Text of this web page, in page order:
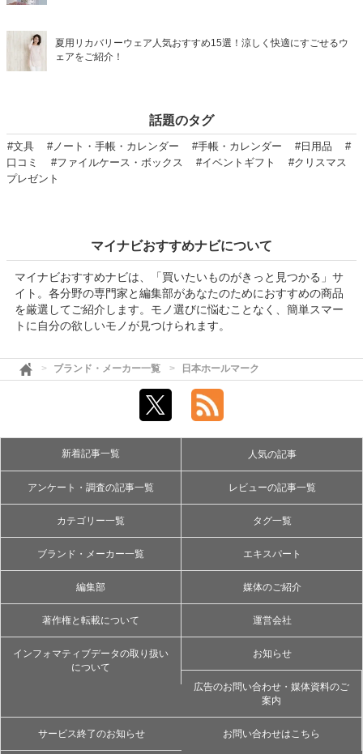
夏用リカバリーウェア人気おすすめ15選！涼しく快適にすごせるウ
ェアをご紹介！
話題のタグ
#文具 #ノート・手帳・カレンダー #手帳・カレンダー #日用品
#
口コミ
#ファイルケース・ボックス #イベントギフト
#クリスマス
プレゼント
マイナビおすすめナビについて
マイナビおすすめナビは、「買いたいものがきっと見つかる」サ
イト。各分野の専門家と編集部があなたのためにおすすめの商品
を厳選してご紹介します。モノ選びに悩むことなく、簡単スマー
トに自分の欲しいモノが見つけられます。
ブランド・メーカー一覧 日本ホールマーク
新着記事一覧 人気の記事
アンケート・調査の記事一覧 レビューの記事一覧
カテゴリー一覧 タグ一覧
ブランド・メーカー一覧 エキスパート
編集部 媒体のご紹介
著作権と転載について 運営会社
インフォマティブデータの取り扱い
について
お知らせ
広告のお問い合わせ・媒体資料のご
案内
サービス終了のお知らせ お問い合わせはこちら